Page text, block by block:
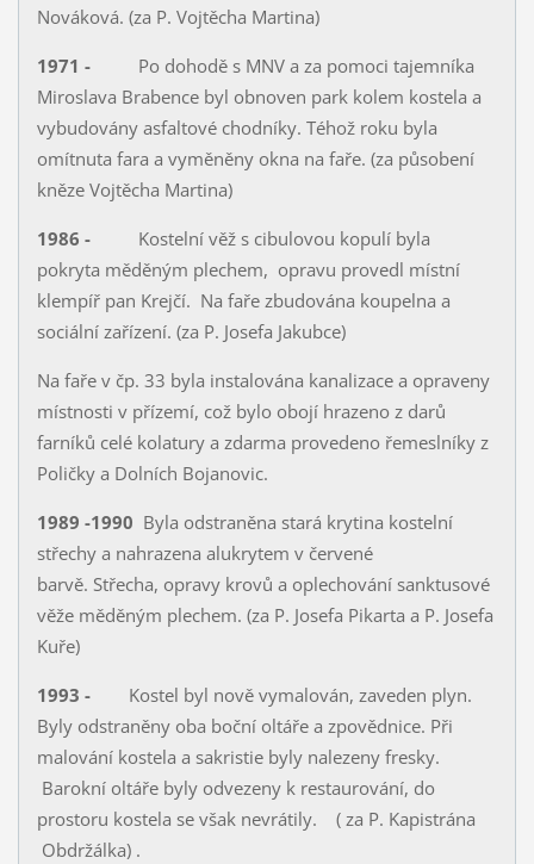
Nováková. (za P. Vojtěcha Martina)
1971 -
Po dohodě s MNV a za pomoci tajemníka
Miroslava Brabence byl obnoven park kolem kostela a
vybudovány asfaltové chodníky. Téhož roku byla
omítnuta fara a vyměněny okna na faře. (za působení
kněze Vojtěcha Martina)
1986 -Kostelní věž s cibulovou kopulí byla
pokryta měděným plechem, opravu provedl místní
klempíř pan Krejčí. Na faře zbudována koupelna a
sociální zařízení. (za P. Josefa Jakubce)
Na faře v čp. 33 byla instalována kanalizace a opraveny
místnosti v přízemí, což bylo obojí hrazeno z darů
farníků celé kolatury a zdarma provedeno řemeslníky z
Poličky a Dolních Bojanovic.
1989 -1990 Byla odstraněna stará krytina kostelní
střechy a nahrazena alukrytem v červené
barvě. Střecha, opravy krovů a oplechování sanktusové
věže měděným plechem. (za P. Josefa Pikarta a P. Josefa
Kuře)
1993 -
Kostel byl nově vymalován, zaveden plyn.
Byly odstraněny oba boční oltáře a zpovědnice. Při
malování kostela a sakristie byly nalezeny fresky.
Barokní oltáře byly odvezeny k restaurování, do
prostoru kostela se však nevrátily. ( za P. Kapistrána
Obdržálka) .